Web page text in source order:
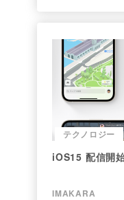
テクノロジー
iOS15 配信開
IMAKARA